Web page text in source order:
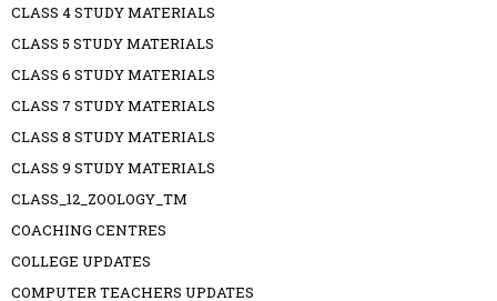
CLASS 4 STUDY MATERIALS
CLASS 5 STUDY MATERIALS
CLASS 6 STUDY MATERIALS
CLASS 7 STUDY MATERIALS
CLASS 8 STUDY MATERIALS
CLASS 9 STUDY MATERIALS
CLASS_12_ZOOLOGY_TM
COACHING CENTRES
COLLEGE UPDATES
COMPUTER TEACHERS UPDATES